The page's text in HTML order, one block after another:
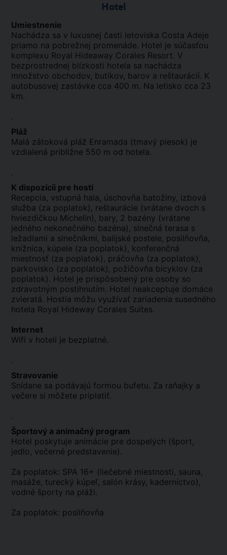
Hotel
Umiestnenie
Nachádza sa v luxusnej časti letoviska Costa Adeje
priamo na pobrežnej promenáde. Hotel je súčasťou
komplexu Royal Hideaway Corales Resort. V
bezprostrednej blízkosti hotela sa nachádza
množstvo obchodov, butikov, barov a reštaurácií. K
autobusovej zastávke cca 400 m. Na letisko cca 23
km.
.
Pláž
Malá zátoková pláž Enramada (tmavý piesok) je
vzdialená približne 550 m od hotela.
.
K dispozícii pre hostí
Recepcia, vstupná hala, úschovňa batožiny, izbová
služba (za poplatok), reštaurácie (vrátane dvoch s
hviezdičkou Michelin), bary, 2 bazény (vrátane
jedného nekonečného bazéna), slnečná terasa s
ležadlami a slnečníkmi, balijské postele, posilňovňa,
knižnica, kúpele (za poplatok), konferenčná
miestnosť (za poplatok), práčovňa (za poplatok),
parkovisko (za poplatok), požičovňa bicyklov (za
poplatok). Hotel je prispôsobený pre osoby so
zdravotným postihnutím. Hotel neakceptuje domáce
zvieratá. Hostia môžu využívať zariadenia susedného
hotela Royal Hideway Corales Suites.
Internet
Wifi v hoteli je bezplatné.
.
Stravovanie
Snídane sa podávajú formou bufetu. Za raňajky a
večere si môžete priplatiť.
.
Športový a animačný program
Hotel poskytuje animácie pre dospelých (šport,
jedlo, večerné predstavenie).
Za poplatok: SPA 16+ (liečebné miestnosti, sauna,
masáže, turecký kúpeľ, salón krásy, kaderníctvo),
vodné športy na pláži.
Za poplatok: posilňovňa
.